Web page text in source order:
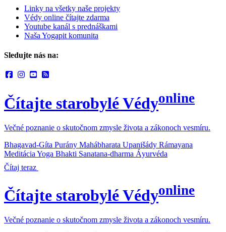
Linky na všetky naše projekty
Védy online čítajte zdarma
Youtube kanál s prednáškami
Naša Yogapit komunita
Sledujte nás na:
Čítajte starobylé Védyonline
Večné poznanie o skutočnom zmysle života a zákonoch vesmíru.
Bhagavad-Gíta Purány Mahábharata Upanišády Rámayana
Meditácia Yoga Bhakti Sanatana-dharma Áyurvéda
Čítaj teraz
Čítajte starobylé Védyonline
Večné poznanie o skutočnom zmysle života a zákonoch vesmíru.